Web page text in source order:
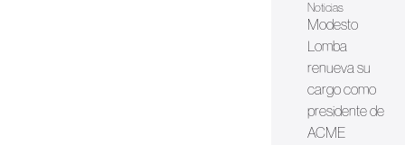
Noticias
Modesto
Lomba
renueva su
cargo como
presidente de
ACME